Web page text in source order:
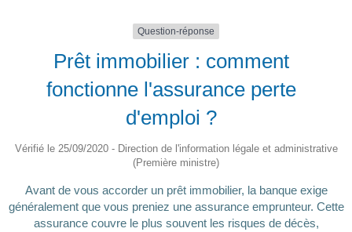
Question-réponse
Prêt immobilier : comment
fonctionne l'assurance perte
d'emploi ?
Vérifié le 25/09/2020 - Direction de l'information légale et administrative
(Première ministre)
Avant de vous accorder un prêt immobilier, la banque exige
généralement que vous preniez une assurance emprunteur. Cette
assurance couvre le plus souvent les risques de décès,